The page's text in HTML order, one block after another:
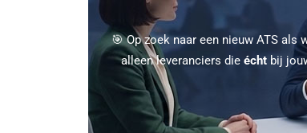
🎯 Op zoek naar een nieuw ATS als
alleen leveranciers dieécht bij